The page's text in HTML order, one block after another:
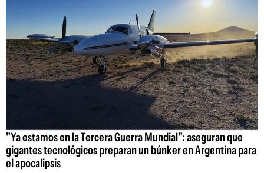
"Ya estamos en la Tercera Guerra Mundial": aseguran que
gigantes tecnológicos preparan un búnker en Argentina para
el apocalipsis